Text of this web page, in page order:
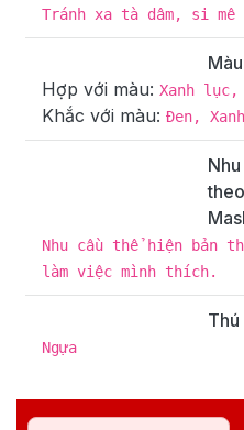
Tránh xa tà dâm, si mê
Hợp với màu: Xanh lục,
Khắc với màu: Đen,
theo
Nhu cầu thể hiện bản
làm việc mình thích.
Thú
Ngựa